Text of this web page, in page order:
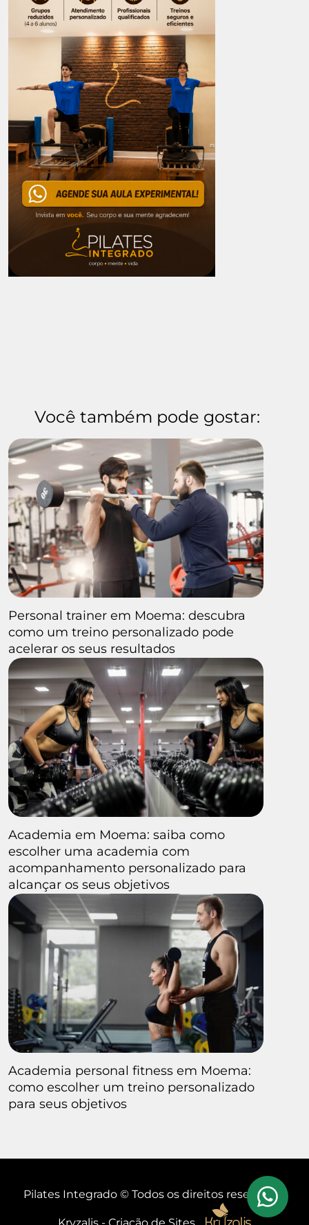
Você também pode gostar:
Personal trainer em Moema: descubra
como um treino personalizado pode
acelerar os seus resultados
Academia em Moema: saiba como
escolher uma academia com
acompanhamento personalizado para
alcançar os seus objetivos
Academia personal fitness em Moema:
como escolher um treino personalizado
para seus objetivos
Pilates Integrado © Todos os direitos reservados